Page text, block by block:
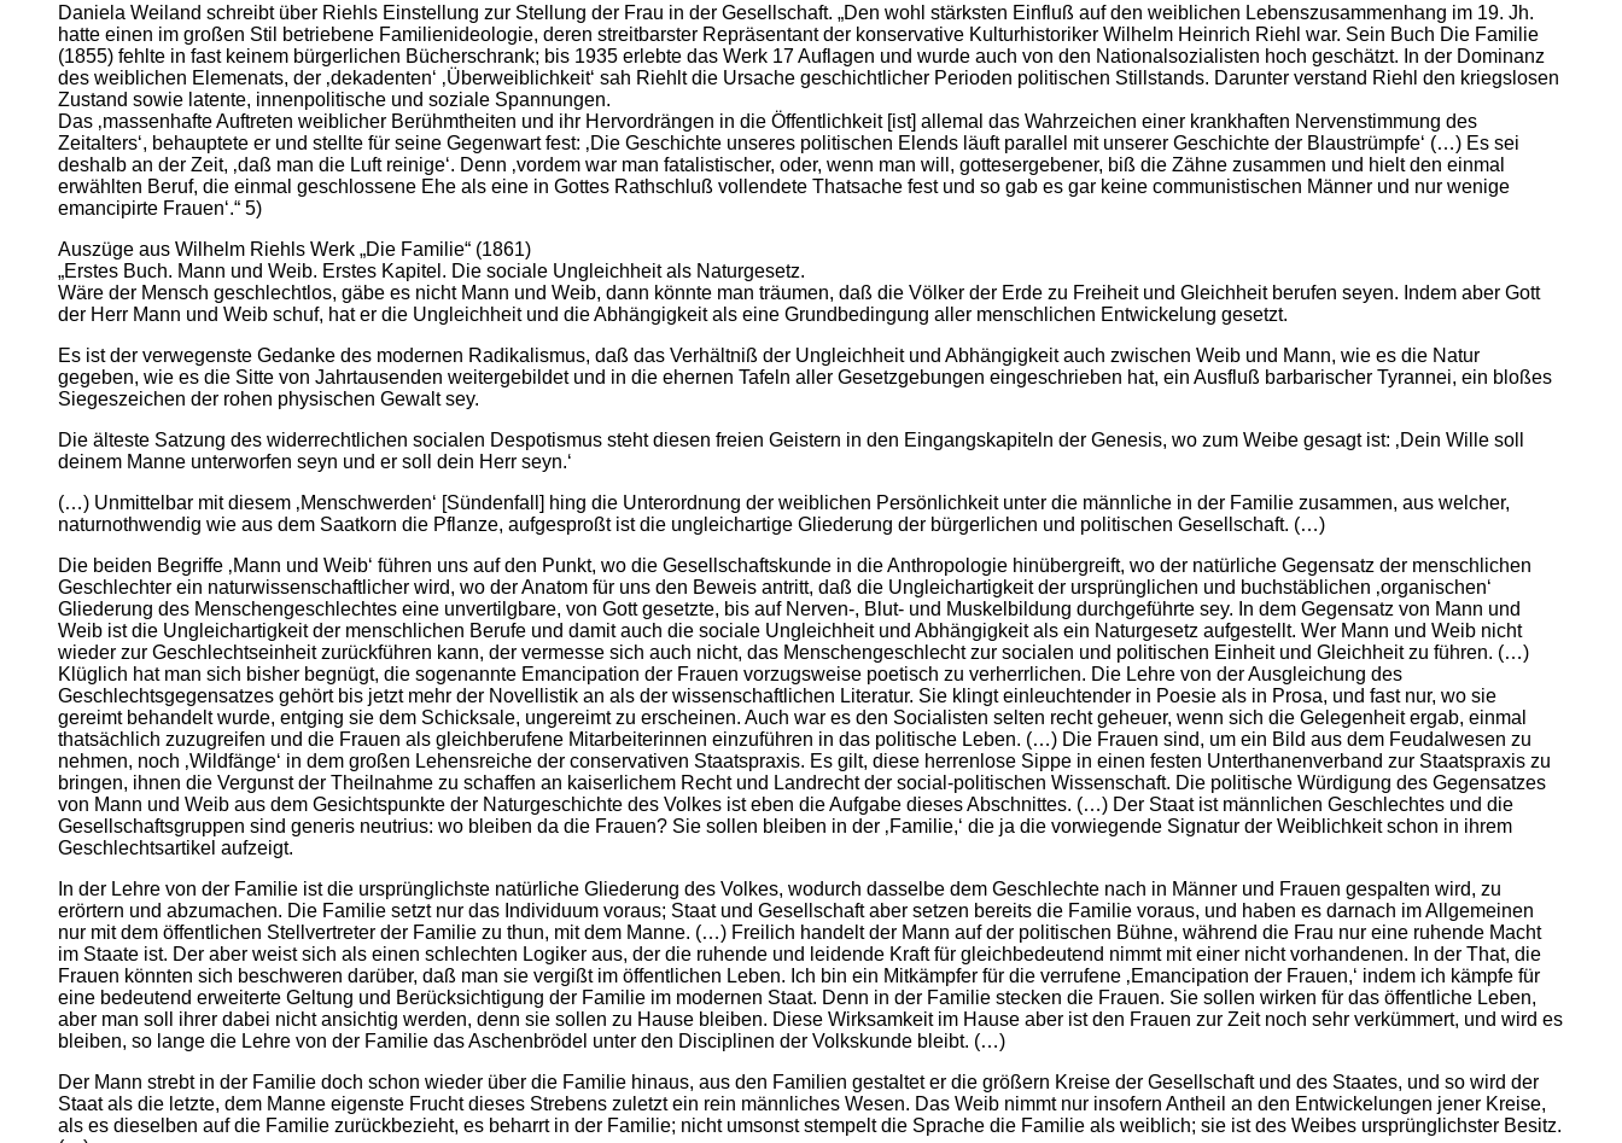
Daniela Weiland schreibt über Riehls Einstellung zur Stellung der Frau in der Gesellschaft. „Den wohl stärksten Einfluß auf den weiblichen Lebenszusammenhang im 19. Jh.
hatte einen im großen Stil betriebene Familienideologie, deren streitbarster Repräsentant der konservative Kulturhistoriker Wilhelm Heinrich Riehl war. Sein Buch Die Familie
(1855) fehlte in fast keinem bürgerlichen Bücherschrank; bis 1935 erlebte das Werk 17 Auflagen und wurde auch von den Nationalsozialisten hoch geschätzt. In der Dominanz
des weiblichen Elemenats, der ‚dekadenten‘ ‚Überweiblichkeit‘ sah Riehlt die Ursache geschichtlicher Perioden politischen Stillstands. Darunter verstand Riehl den kriegslosen
Zustand sowie latente, innenpolitische und soziale Spannungen.
Das ‚massenhafte Auftreten weiblicher Berühmtheiten und ihr Hervordrängen in die Öffentlichkeit [ist] allemal das Wahrzeichen einer krankhaften Nervenstimmung des
Zeitalters‘, behauptete er und stellte für seine Gegenwart fest: ‚Die Geschichte unseres politischen Elends läuft parallel mit unserer Geschichte der Blaustrümpfe‘ (…) Es sei
deshalb an der Zeit, ‚daß man die Luft reinige‘. Denn ‚vordem war man fatalistischer, oder, wenn man will, gottesergebener, biß die Zähne zusammen und hielt den einmal
erwählten Beruf, die einmal geschlossene Ehe als eine in Gottes Rathschluß vollendete Thatsache fest und so gab es gar keine communistischen Männer und nur wenige
emancipirte Frauen‘.“ 5)
Auszüge aus Wilhelm Riehls Werk „Die Familie“ (1861)
„Erstes Buch. Mann und Weib. Erstes Kapitel. Die sociale Ungleichheit als Naturgesetz.
Wäre der Mensch geschlechtlos, gäbe es nicht Mann und Weib, dann könnte man träumen, daß die Völker der Erde zu Freiheit und Gleichheit berufen seyen. Indem aber Gott
der Herr Mann und Weib schuf, hat er die Ungleichheit und die Abhängigkeit als eine Grundbedingung aller menschlichen Entwickelung gesetzt.
Es ist der verwegenste Gedanke des modernen Radikalismus, daß das Verhältniß der Ungleichheit und Abhängigkeit auch zwischen Weib und Mann, wie es die Natur
gegeben, wie es die Sitte von Jahrtausenden weitergebildet und in die ehernen Tafeln aller Gesetzgebungen eingeschrieben hat, ein Ausfluß barbarischer Tyrannei, ein bloßes
Siegeszeichen der rohen physischen Gewalt sey.
Die älteste Satzung des widerrechtlichen socialen Despotismus steht diesen freien Geistern in den Eingangskapiteln der Genesis, wo zum Weibe gesagt ist: ‚Dein Wille soll
deinem Manne unterworfen seyn und er soll dein Herr seyn.‘
(…) Unmittelbar mit diesem ‚Menschwerden‘ [Sündenfall] hing die Unterordnung der weiblichen Persönlichkeit unter die männliche in der Familie zusammen, aus welcher,
naturnothwendig wie aus dem Saatkorn die Pflanze, aufgesproßt ist die ungleichartige Gliederung der bürgerlichen und politischen Gesellschaft. (…)
Die beiden Begriffe ‚Mann und Weib‘ führen uns auf den Punkt, wo die Gesellschaftskunde in die Anthropologie hinübergreift, wo der natürliche Gegensatz der menschlichen
Geschlechter ein naturwissenschaftlicher wird, wo der Anatom für uns den Beweis antritt, daß die Ungleichartigkeit der ursprünglichen und buchstäblichen ‚organischen‘
Gliederung des Menschengeschlechtes eine unvertilgbare, von Gott gesetzte, bis auf Nerven-, Blut- und Muskelbildung durchgeführte sey. In dem Gegensatz von Mann und
Weib ist die Ungleichartigkeit der menschlichen Berufe und damit auch die sociale Ungleichheit und Abhängigkeit als ein Naturgesetz aufgestellt. Wer Mann und Weib nicht
wieder zur Geschlechtseinheit zurückführen kann, der vermesse sich auch nicht, das Menschengeschlecht zur socialen und politischen Einheit und Gleichheit zu führen. (…)
Klüglich hat man sich bisher begnügt, die sogenannte Emancipation der Frauen vorzugsweise poetisch zu verherrlichen. Die Lehre von der Ausgleichung des
Geschlechtsgegensatzes gehört bis jetzt mehr der Novellistik an als der wissenschaftlichen Literatur. Sie klingt einleuchtender in Poesie als in Prosa, und fast nur, wo sie
gereimt behandelt wurde, entging sie dem Schicksale, ungereimt zu erscheinen. Auch war es den Socialisten selten recht geheuer, wenn sich die Gelegenheit ergab, einmal
thatsächlich zuzugreifen und die Frauen als gleichberufene Mitarbeiterinnen einzuführen in das politische Leben. (…) Die Frauen sind, um ein Bild aus dem Feudalwesen zu
nehmen, noch ‚Wildfänge‘ in dem großen Lehensreiche der conservativen Staatspraxis. Es gilt, diese herrenlose Sippe in einen festen Unterthanenverband zur Staatspraxis zu
bringen, ihnen die Vergunst der Theilnahme zu schaffen an kaiserlichem Recht und Landrecht der social-politischen Wissenschaft. Die politische Würdigung des Gegensatzes
von Mann und Weib aus dem Gesichtspunkte der Naturgeschichte des Volkes ist eben die Aufgabe dieses Abschnittes. (…) Der Staat ist männlichen Geschlechtes und die
Gesellschaftsgruppen sind generis neutrius: wo bleiben da die Frauen? Sie sollen bleiben in der ‚Familie,‘ die ja die vorwiegende Signatur der Weiblichkeit schon in ihrem
Geschlechtsartikel aufzeigt.
In der Lehre von der Familie ist die ursprünglichste natürliche Gliederung des Volkes, wodurch dasselbe dem Geschlechte nach in Männer und Frauen gespalten wird, zu
erörtern und abzumachen. Die Familie setzt nur das Individuum voraus; Staat und Gesellschaft aber setzen bereits die Familie voraus, und haben es darnach im Allgemeinen
nur mit dem öffentlichen Stellvertreter der Familie zu thun, mit dem Manne. (…) Freilich handelt der Mann auf der politischen Bühne, während die Frau nur eine ruhende Macht
im Staate ist. Der aber weist sich als einen schlechten Logiker aus, der die ruhende und leidende Kraft für gleichbedeutend nimmt mit einer nicht vorhandenen. In der That, die
Frauen könnten sich beschweren darüber, daß man sie vergißt im öffentlichen Leben. Ich bin ein Mitkämpfer für die verrufene ‚Emancipation der Frauen,‘ indem ich kämpfe für
eine bedeutend erweiterte Geltung und Berücksichtigung der Familie im modernen Staat. Denn in der Familie stecken die Frauen. Sie sollen wirken für das öffentliche Leben,
aber man soll ihrer dabei nicht ansichtig werden, denn sie sollen zu Hause bleiben. Diese Wirksamkeit im Hause aber ist den Frauen zur Zeit noch sehr verkümmert, und wird es
bleiben, so lange die Lehre von der Familie das Aschenbrödel unter den Disciplinen der Volkskunde bleibt. (…)
Der Mann strebt in der Familie doch schon wieder über die Familie hinaus, aus den Familien gestaltet er die größern Kreise der Gesellschaft und des Staates, und so wird der
Staat als die letzte, dem Manne eigenste Frucht dieses Strebens zuletzt ein rein männliches Wesen. Das Weib nimmt nur insofern Antheil an den Entwickelungen jener Kreise,
als es dieselben auf die Familie zurückbezieht, es beharrt in der Familie; nicht umsonst stempelt die Sprache die Familie als weiblich; sie ist des Weibes ursprünglichster Besitz.